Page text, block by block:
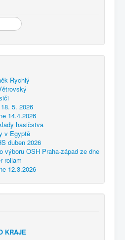
Rychlý
5. 2026
14.4.2026
hasičstva
v Egyptě
duben 2026
výboru OSH Praha-západ ze dne
rollam
12.3.2026
KRAJE